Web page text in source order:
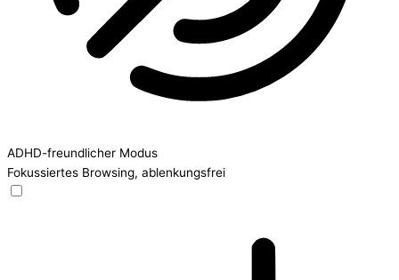
ADHD-freundlicher Modus
Fokussiertes Browsing, ablenkungsfrei